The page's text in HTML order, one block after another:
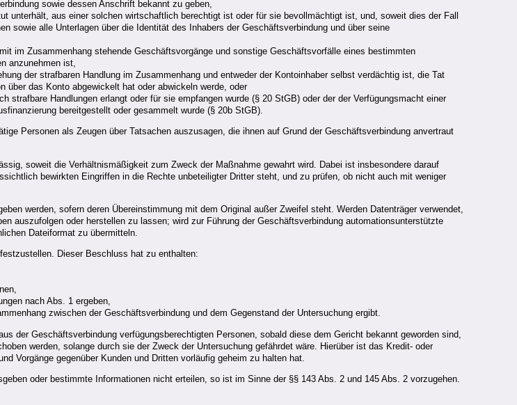
sowie dessen Anschrift bekannt zu geben,
aus einer solchen wirtschaftlich berechtigt ist oder für sie bevollmächtigt ist, und, soweit dies der Fall
sowie alle Unterlagen über die Identität des Inhabers der Geschäftsverbindung und über seine
im Zusammenhang stehende Geschäftsvorgänge und sonstige Geschäftsvorfälle eines bestimmten
anzunehmen ist,
der strafbaren Handlung im Zusammenhang und entweder der Kontoinhaber selbst verdächtig ist, die Tat
über das Konto abgewickelt hat oder abwickeln werde, oder
Handlungen erlangt oder für sie empfangen wurde (§ 20 StGB) oder der der Verfügungsmacht einer
bereitgestellt oder gesammelt wurde (§ 20b StGB).
Personen als Zeugen über Tatsachen auszusagen, die ihnen auf Grund der Geschäftsverbindung anvertraut
soweit die Verhältnismäßigkeit zum Zweck der Maßnahme gewahrt wird. Dabei ist insbesondere darauf
bewirkten Eingriffen in die Rechte unbeteiligter Dritter steht, und zu prüfen, ob nicht auch mit weniger
werden, sofern deren Übereinstimmung mit dem Original außer Zweifel steht. Werden Datenträger verwendet,
auszufolgen oder herstellen zu lassen; wird zur Führung der Geschäftsverbindung automationsunterstützte
Dateiformat zu übermitteln.
Dieser Beschluss hat zu enthalten:
nach Abs. 1 ergeben,
zwischen der Geschäftsverbindung und dem Gegenstand der Untersuchung ergibt.
der Geschäftsverbindung verfügungsberechtigten Personen, sobald diese dem Gericht bekannt geworden sind,
werden, solange durch sie der Zweck der Untersuchung gefährdet wäre. Hierüber ist das Kredit- oder
Vorgänge gegenüber Kunden und Dritten vorläufig geheim zu halten hat.
oder bestimmte Informationen nicht erteilen, so ist im Sinne der §§ 143 Abs. 2 und 145 Abs. 2 vorzugehen.